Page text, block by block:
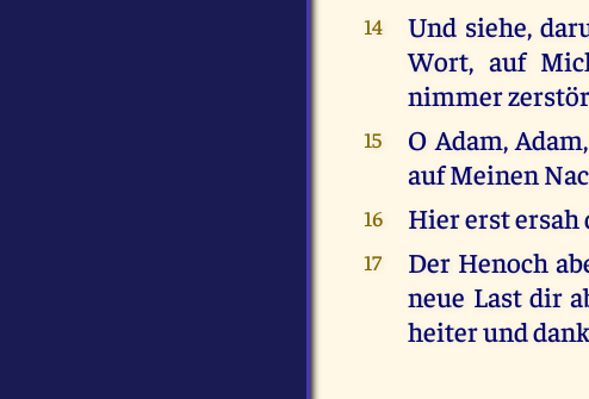
14
Und siehe,
Wort, auf
nimmer
15
O Adam,
auf Meinen
16 Hier erst ersah
17
Der Henoch
neue Last dir
heiter und